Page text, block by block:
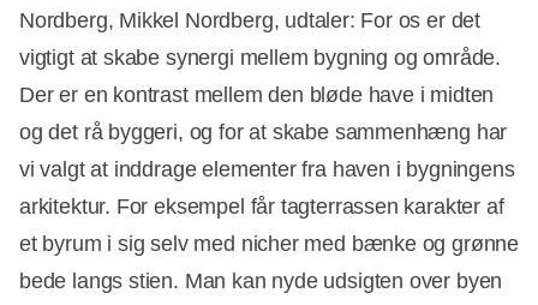
Nordberg, Mikkel Nordberg, udtaler: For os er det
vigtigt at skabe synergi mellem bygning og område.
Der er en kontrast mellem den bløde have i midten
og det rå byggeri, og for at skabe sammenhæng har
vi valgt at inddrage elementer fra haven i bygningens
arkitektur. For eksempel får tagterrassen karakter af
et byrum i sig selv med nicher med bænke og grønne
bede langs stien. Man kan nyde udsigten over byen